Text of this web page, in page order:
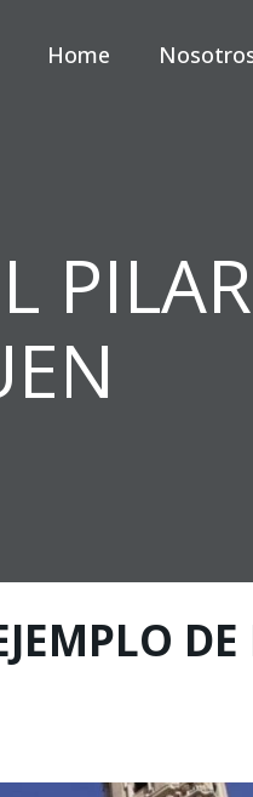
Home